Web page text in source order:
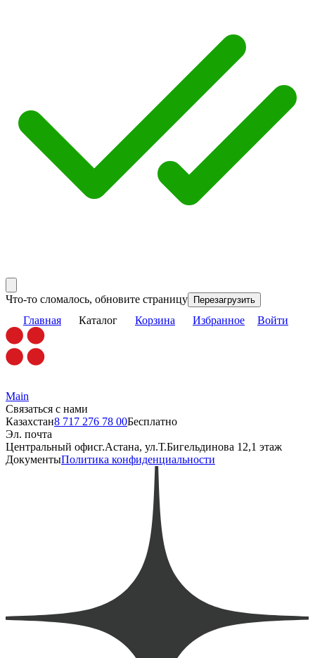
Что-то сломалось, обновите страницу Перезагрузить
Главная Каталог Корзина Избранное Войти
Main
Связаться с нами
Казахстан8 717 276 78 00Бесплатно
Эл. почта
Центральный офисг.Астана, ул.Т.Бигельдинова 12,1 этаж
ДокументыПолитика конфиденциальности